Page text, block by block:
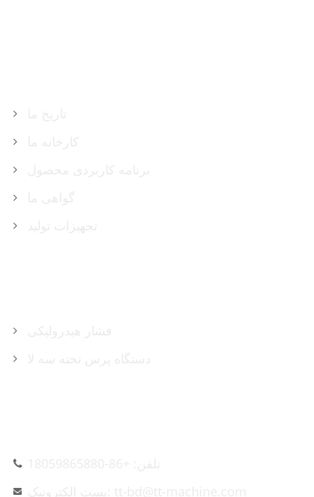
تاریخ ما
کارخانه ما
برنامه کاربردی محصول
گواهی ما
تجهیزات تولید
فشار هیدرولیکی
دستگاه پرس تخته سه لا